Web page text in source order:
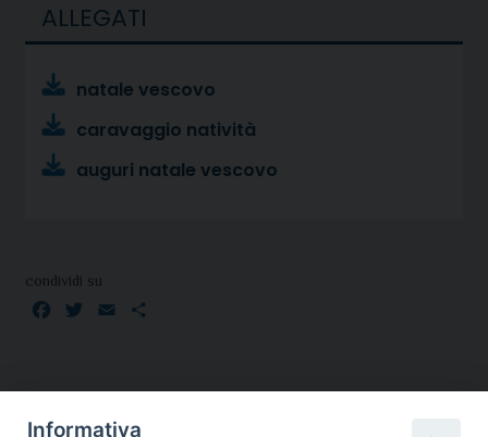
ALLEGATI
natale vescovo
caravaggio natività
auguri natale vescovo
condividi su
Facebook
TwitterEmail
Informativa